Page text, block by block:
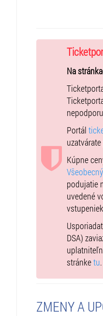
Na
Portál
Kúpne
podujatie
uvedené
DSA)
stránketu.
ZMENY A